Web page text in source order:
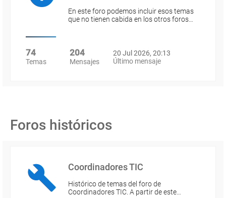
En este foro podemos incluir esos temas
que no tienen cabida en los otros foros…
74
Temas
204
Mensajes
20 Jul 2026, 20:13
Último mensaje
Foros históricos
Coordinadores TIC
Histórico de temas del foro de
Coordinadores TIC. A partir de este…